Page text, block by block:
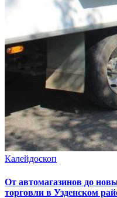
Калейдоскоп
От автомагазинов до
торговли в Узденском